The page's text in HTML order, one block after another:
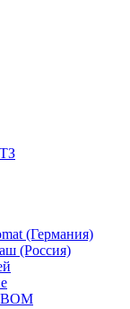
(Германия)
(Россия)
ВОМ